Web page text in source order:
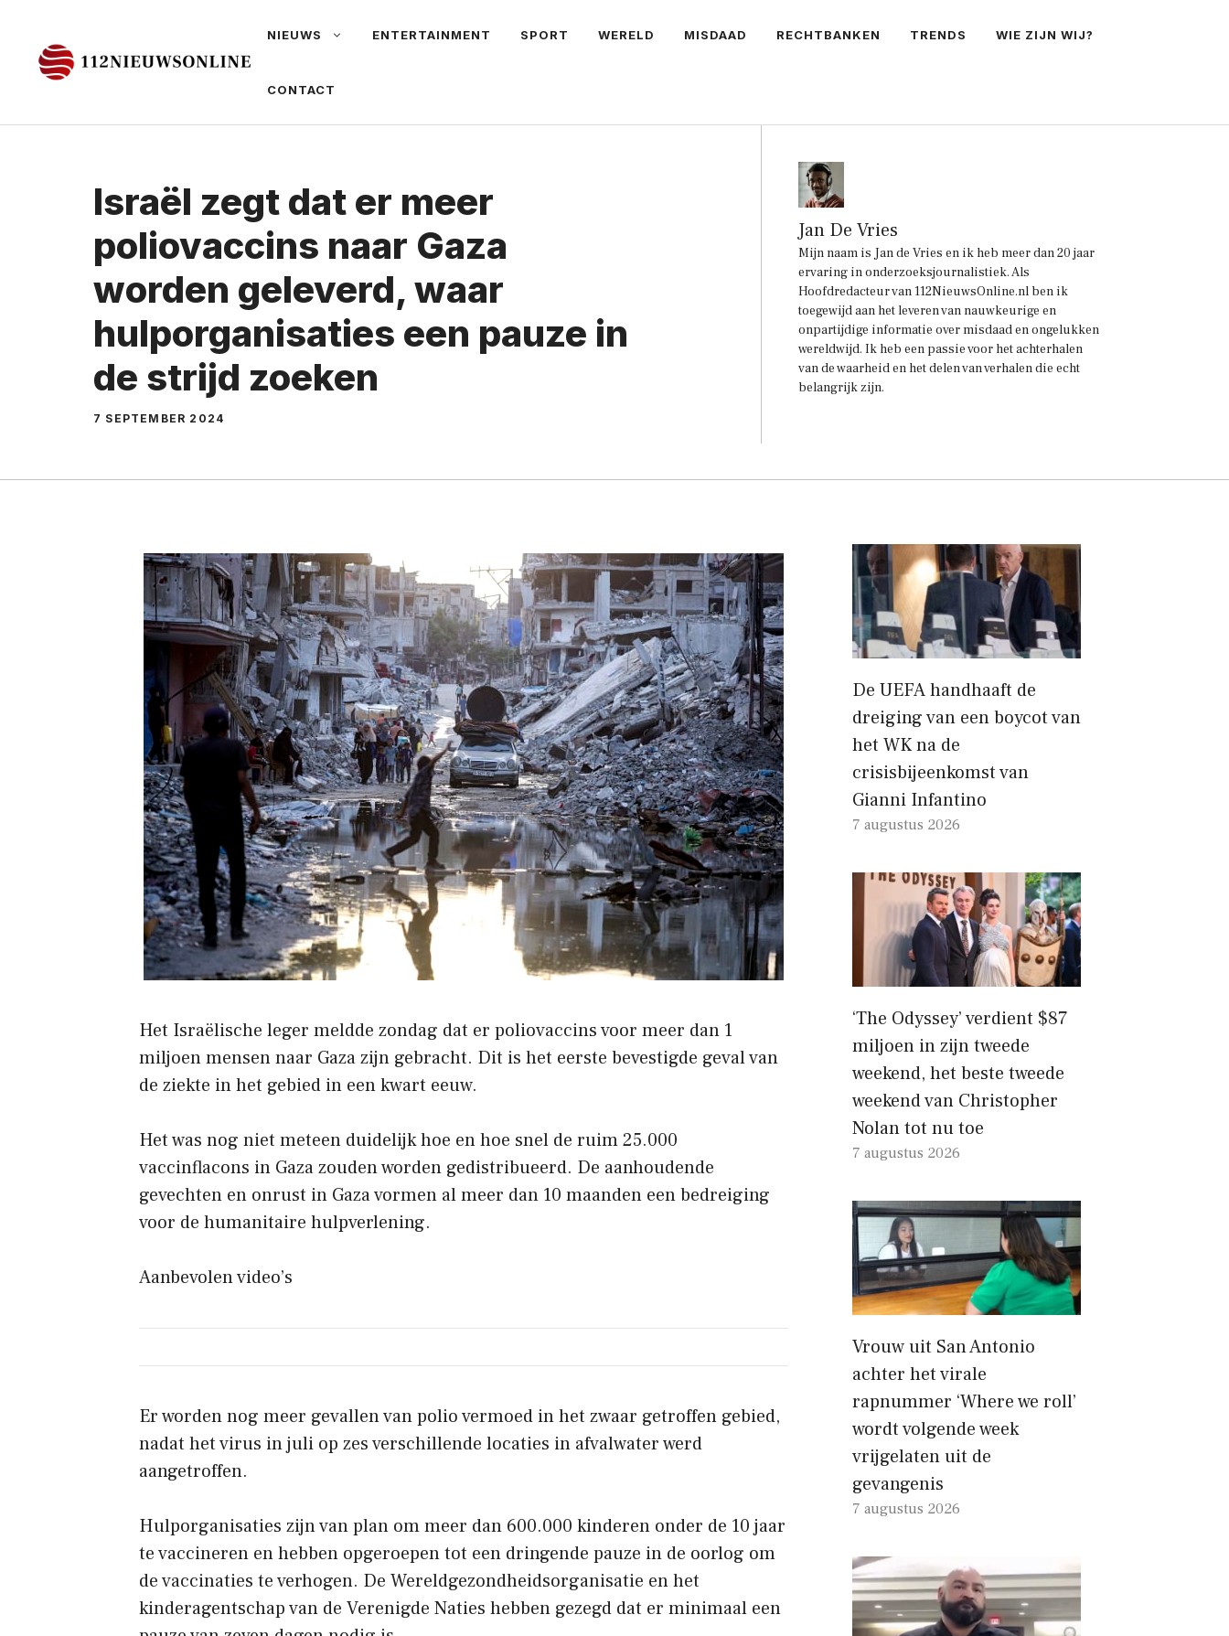
NIEUWS ENTERTAINMENT SPORT WERELD MISDAAD RECHTBANKEN TRENDS WIE ZIJN WIJ?
CONTACT
Israël zegt dat er meer
poliovaccins naar Gaza
worden geleverd, waar
hulporganisaties een pauze in
de strijd zoeken
7 SEPTEMBER 2024
Jan De Vries
Mijn naam is Jan de Vries en ik heb meer dan 20 jaar
ervaring in onderzoeksjournalistiek. Als
Hoofdredacteur van 112NieuwsOnline.nl ben ik
toegewijd aan het leveren van nauwkeurige en
onpartijdige informatie over misdaad en ongelukken
wereldwijd. Ik heb een passie voor het achterhalen
van de waarheid en het delen van verhalen die echt
belangrijk zijn.
Het Israëlische leger meldde zondag dat er poliovaccins voor meer dan 1
miljoen mensen naar Gaza zijn gebracht. Dit is het eerste bevestigde geval van
de ziekte in het gebied in een kwart eeuw.
Het was nog niet meteen duidelijk hoe en hoe snel de ruim 25.000
vaccinflacons in Gaza zouden worden gedistribueerd. De aanhoudende
gevechten en onrust in Gaza vormen al meer dan 10 maanden een bedreiging
voor de humanitaire hulpverlening.
Aanbevolen video’s
Er worden nog meer gevallen van polio vermoed in het zwaar getroffen gebied,
nadat het virus in juli op zes verschillende locaties in afvalwater werd
aangetroffen.
Hulporganisaties zijn van plan om meer dan 600.000 kinderen onder de 10 jaar
te vaccineren en hebben opgeroepen tot een dringende pauze in de oorlog om
de vaccinaties te verhogen. De Wereldgezondheidsorganisatie en het
kinderagentschap van de Verenigde Naties hebben gezegd dat er minimaal een
De UEFA handhaaft de
dreiging van een boycot van
het WK na de
crisisbijeenkomst van
Gianni Infantino
7 augustus 2026
‘The Odyssey’ verdient $87
miljoen in zijn tweede
weekend, het beste tweede
weekend van Christopher
Nolan tot nu toe
7 augustus 2026
Vrouw uit San Antonio
achter het virale
rapnummer ‘Where we roll’
wordt volgende week
vrijgelaten uit de
gevangenis
7 augustus 2026